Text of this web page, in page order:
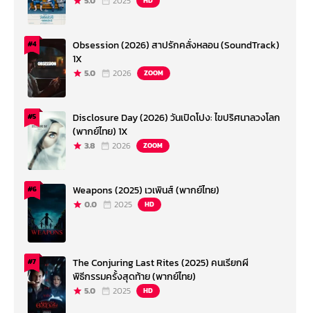
#4
Obsession (2026) สาปรักคลั่งหลอน (SoundTrack)
1X
5.0 2026 ZOOM
#5
Disclosure Day (2026) วันเปิดโปง: ไขปริศนาลวงโลก
(พากย์ไทย) 1X
3.8 2026 ZOOM
#6 Weapons (2025) เวเพินส์ (พากย์ไทย)
0.0 2025 HD
#7
The Conjuring Last Rites (2025) คนเรียกผี
พิธีกรรมครั้งสุดท้าย (พากย์ไทย)
5.0 2025 HD